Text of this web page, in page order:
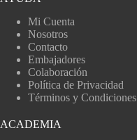
Mi Cuenta
Nosotros
Contacto
Embajadores
Colaboración
Política de Privacidad
Términos y Condiciones
ACADEMIA